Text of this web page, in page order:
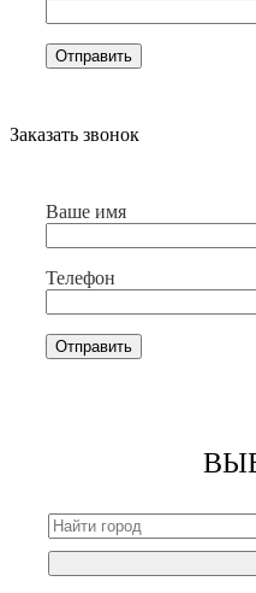
Заказать звонок
Ваше имя
Телефон